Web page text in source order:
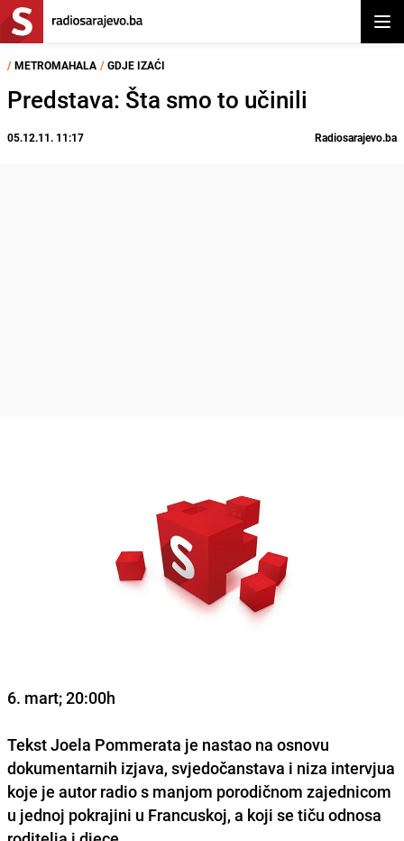
/ METROMAHALA / GDJE IZAĆI
Predstava: Šta smo to učinili
05.12.11. 11:17 Radiosarajevo.ba
6. mart; 20:00h
Tekst Joela Pommerata je nastao na osnovu
dokumentarnih izjava, svjedočanstava i niza intervjua
koje je autor radio s manjom porodičnom zajednicom
u jednoj pokrajini u Francuskoj, a koji se tiču odnosa